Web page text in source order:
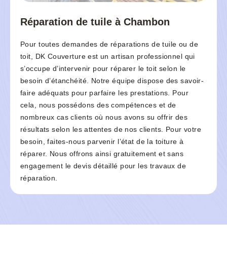
Réparation de tuile à Chambon
Pour toutes demandes de réparations de tuile ou de
toit, DK Couverture est un artisan professionnel qui
s’occupe d’intervenir pour réparer le toit selon le
besoin d’étanchéité. Notre équipe dispose des savoir-
faire adéquats pour parfaire les prestations. Pour
cela, nous possédons des compétences et de
nombreux cas clients où nous avons su offrir des
résultats selon les attentes de nos clients. Pour votre
besoin, faites-nous parvenir l’état de la toiture à
réparer. Nous offrons ainsi gratuitement et sans
engagement le devis détaillé pour les travaux de
réparation.